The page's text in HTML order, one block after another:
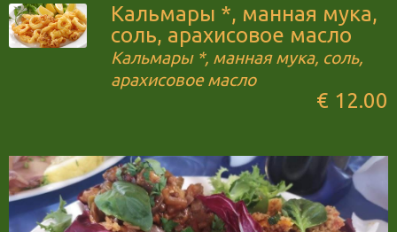
Кальмары *, манная мука,
соль, арахисовое масло
Кальмары *, манная мука, соль,
арахисовое масло
€ 12.00